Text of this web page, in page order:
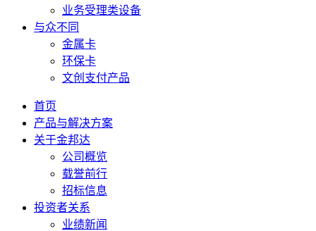
业务受理类设备
与众不同
金属卡
环保卡
文创支付产品
首页
产品与解决方案
关于金邦达
公司概览
载誉前行
招标信息
投资者关系
业绩新闻